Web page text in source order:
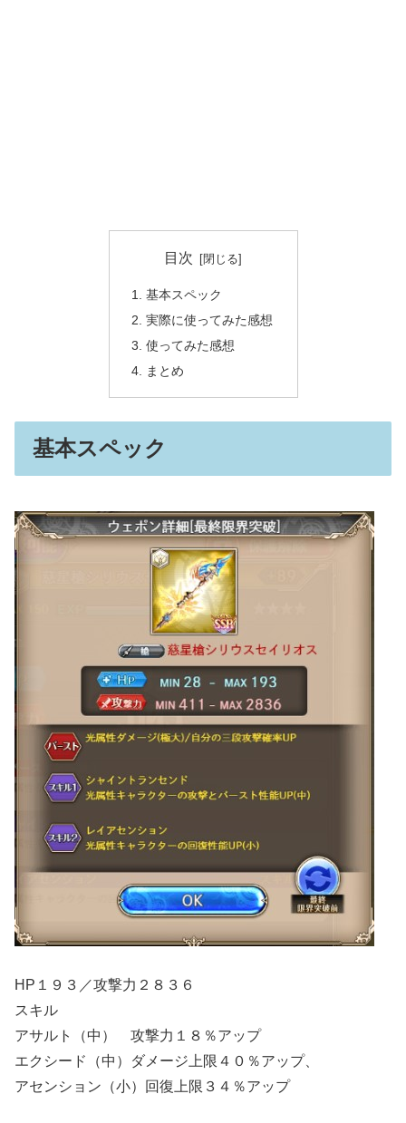
目次
基本スペック
実際に使ってみた感想
使ってみた感想
まとめ
基本スペック
HP１９３／攻撃力２８３６
スキル
アサルト（中） 攻撃力１８％アップ
エクシード（中）ダメージ上限４０％アップ、
アセンション（小）回復上限３４％アップ